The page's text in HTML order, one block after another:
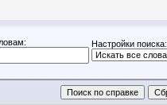
Настройки поиска: